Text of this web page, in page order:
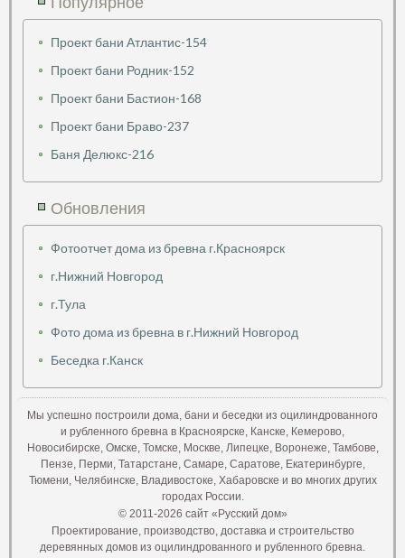
Проект бани Атлантис-154
Проект бани Родник-152
Проект бани Бастион-168
Проект бани Браво-237
Баня Делюкс-216
Обновления
Фотоотчет дома из бревна г.Красноярск
г.Нижний Новгород
г.Тула
Фото дома из бревна в г.Нижний Новгород
Беседка г.Канск
Мы успешно построили дома, бани и беседки из оцилиндрованного
и рубленного бревна в Красноярске, Канске, Кемерово,
Новосибирске, Омске, Томске, Москве, Липецке, Воронеже, Тамбове,
Пензе, Перми, Татарстане, Самаре, Саратове, Екатеринбурге,
Тюмени, Челябинске, Владивостоке, Хабаровске и во многих других
городах России.
© 2011-2026 сайт «Русский дом»
Проектирование, производство, доставка и строительство
деревянных домов из оцилиндрованного и рубленного бревна.